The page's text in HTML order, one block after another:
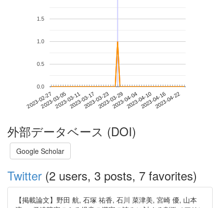
2023-02-272023-03-052023-03-112023-03-172023-03-232023-03-292023-04-042023-04-102023-04-162023-04-22
0.0
0.5
1.0
1.5
外部データベース (DOI)
Google Scholar
Twitter (2 users, 3 posts, 7 favorites)
【掲載論文】野田 航, 石塚 祐香, 石川 菜津美, 宮崎 優, 山本